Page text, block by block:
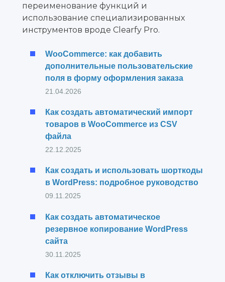
переименование функций и
использование специализированных
инструментов вроде Clearfy Pro.
WooCommerce: как добавить
дополнительные пользовательские
поля в форму оформления заказа
21.04.2026
Как создать автоматический импорт
товаров в WooCommerce из CSV
файла
22.12.2025
Как создать и использовать шорткоды
в WordPress: подробное руководство
09.11.2025
Как создать автоматическое
резервное копирование WordPress
сайта
30.11.2025
Как отключить отзывы в